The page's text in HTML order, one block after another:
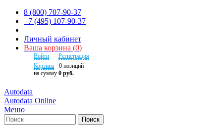
8 (800) 707-90-37
+7 (495) 107-90-37
Личный кабинет
Ваша корзина (0)
Войти
Регистрация
Корзина
0 позиций
на сумму 0 руб.
Autodata
Autodata Online
Меню
Поиск